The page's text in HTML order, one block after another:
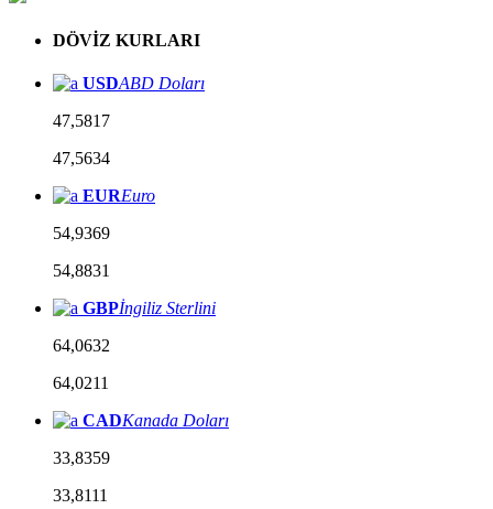
DÖVİZ KURLARI
USDABD Doları
47,5817
47,5634
EUREuro
54,9369
54,8831
GBPİngiliz Sterlini
64,0632
64,0211
CADKanada Doları
33,8359
33,8111